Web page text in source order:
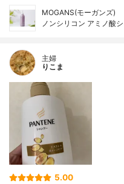
MOGANS(モーガンズ)
ノンシリコン アミノ酸
主婦
りこま
5.00